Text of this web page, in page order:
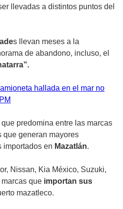
llevadas a distintos puntos del
s llevan meses a la
de abandono, incluso, el
hallada en el mar no
predomina entre las marcas
que generan mayores
importados en Mazatlán.
Nissan, Kia México, Suzuki,
que importan sus
mazatleco.